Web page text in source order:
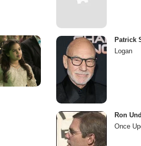
Patrick
Logan
Ron
Once